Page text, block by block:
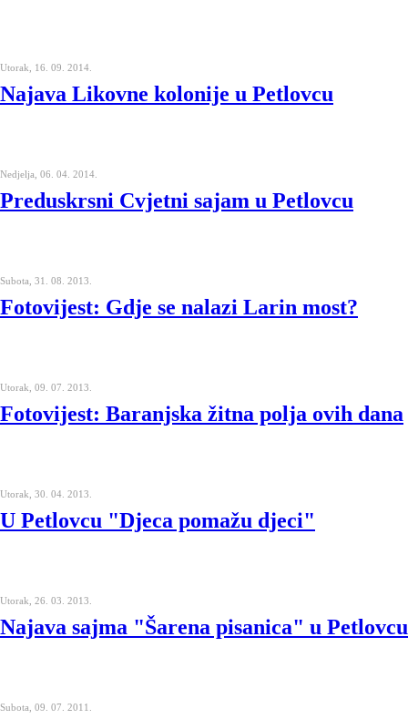
Utorak, 16. 09. 2014.
Najava Likovne kolonije u Petlovcu
Nedjelja, 06. 04. 2014.
Preduskrsni Cvjetni sajam u Petlovcu
Subota, 31. 08. 2013.
Fotovijest: Gdje se nalazi Larin most?
Utorak, 09. 07. 2013.
Fotovijest: Baranjska žitna polja ovih dana
Utorak, 30. 04. 2013.
U Petlovcu "Djeca pomažu djeci"
Utorak, 26. 03. 2013.
Najava sajma "Šarena pisanica" u Petlovcu
Subota, 09. 07. 2011.